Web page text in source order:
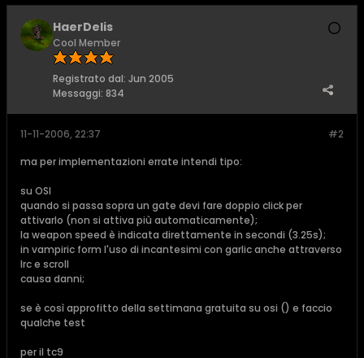
HaerDelis
Cool Member
Registrato dal: Jun 2005
Messaggi: 834
#2
11-11-2006, 22:37
ma per implementazioni errate intendi tipo:
su OSI
quando si passa sopra un gate devi fare doppio click per
attivarlo (non si attiva più automaticamente);
la weapon speed è indicata direttamente in secondi (3.25s);
in vampiric form l'uso di incantesimi con garlic anche attraverso
lrc e scroll
causa danni;
se è così approfitto della settimana gratuita su osi () e faccio
qualche test
per il tc9